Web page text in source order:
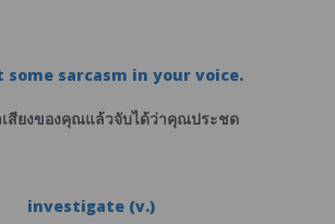
some sarcasm in your voice.
สียงของคุณแล้วจับได้ว่าคุณประชด
investigate (v.)